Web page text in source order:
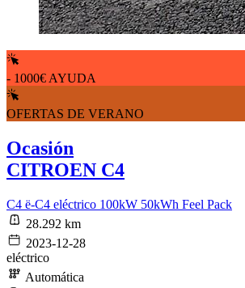
- 1000€ AYUDA
OFERTAS DE VERANO
Ocasión
CITROEN C4
C4 ë-C4 eléctrico 100kW 50kWh Feel Pack
28.292 km
2023-12-28
eléctrico
Automática